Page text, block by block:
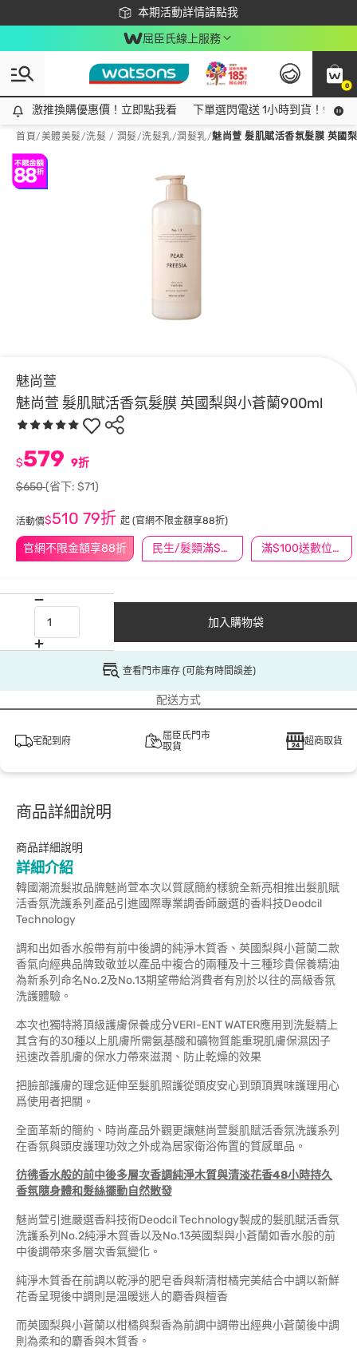
本期活動詳情請點我
下載app最高回饋$350
屈臣氏線上服務
0
激推換購優惠價！立即點我看
激推換購優惠價！立即點我看 下單選閃電送 1小時到貨！領神
首頁/美體美髮/洗髮 / 潤髮/洗髮乳/潤髮乳/魅尚萱 髮肌賦活香氛髮膜 英國
魅尚萱
魅尚萱 髮肌賦活香氛髮膜 英國梨與小蒼蘭900ml
官網不限金額享88折 民生/髮類滿$388送舒潔冰巾 滿$100送數位印花
$579 9折
$650(省下: $71)
活動價$510 79折 起 (官網不限金額享88折)
加入購物袋
查看門市庫存 (可能有時間誤差)
配送方式
宅配到府
屈臣氏門市
取貨
超商取貨
商品詳細說明
商品詳細說明
詳細介紹
韓國潮流髮妝品牌魅尚萱本次以質感簡約樣貌全新亮相推出髮肌賦
活香氛洗護系列產品引進國際專業調香師嚴選的香料技Deodcil
Technology
調和出如香水般帶有前中後調的純淨木質香、英國梨與小蒼蘭二款
香氣向經典品牌致敬並以產品中複合的兩種及十三種珍貴保養精油
為新系列命名No.2及No.13期望帶給消費者有別於以往的高級香氛
洗護體驗。
本次也獨特將頂級護膚保養成分VERI-ENT WATER應用到洗髮精上
其含有的30種以上肌膚所需氨基酸和礦物質能重現肌膚保濕因子
迅速改善肌膚的保水力帶來滋潤、防止乾燥的效果
把臉部護膚的理念延伸至髮肌照護從頭皮安心到頭頂異味護理用心
爲使用者把關。
全面革新的簡約、時尚產品外觀更讓魅尚萱髮肌賦活香氛洗護系列
在香氛與頭皮護理功效之外成為居家衛浴佈置的質感單品。
彷彿香水般的前中後多層次香調純淨木質與清淡花香48小時持久
香氛隨身體和髮絲擺動自然散發
魅尚萱引進嚴選香料技術Deodcil Technology製成的髮肌賦活香氛
洗護系列No.2純淨木質香以及No.13英國梨與小蒼蘭如香水般的前
中後調帶來多層次香氣變化。
純淨木質香在前調以乾淨的肥皂香與新清柑橘完美結合中調以新鮮
花香呈現後中調則是溫暖迷人的麝香與檀香
而英國梨與小蒼蘭以柑橘與梨香為前調中調帶出經典小蒼蘭後中調
則為柔和的麝香與木質香。